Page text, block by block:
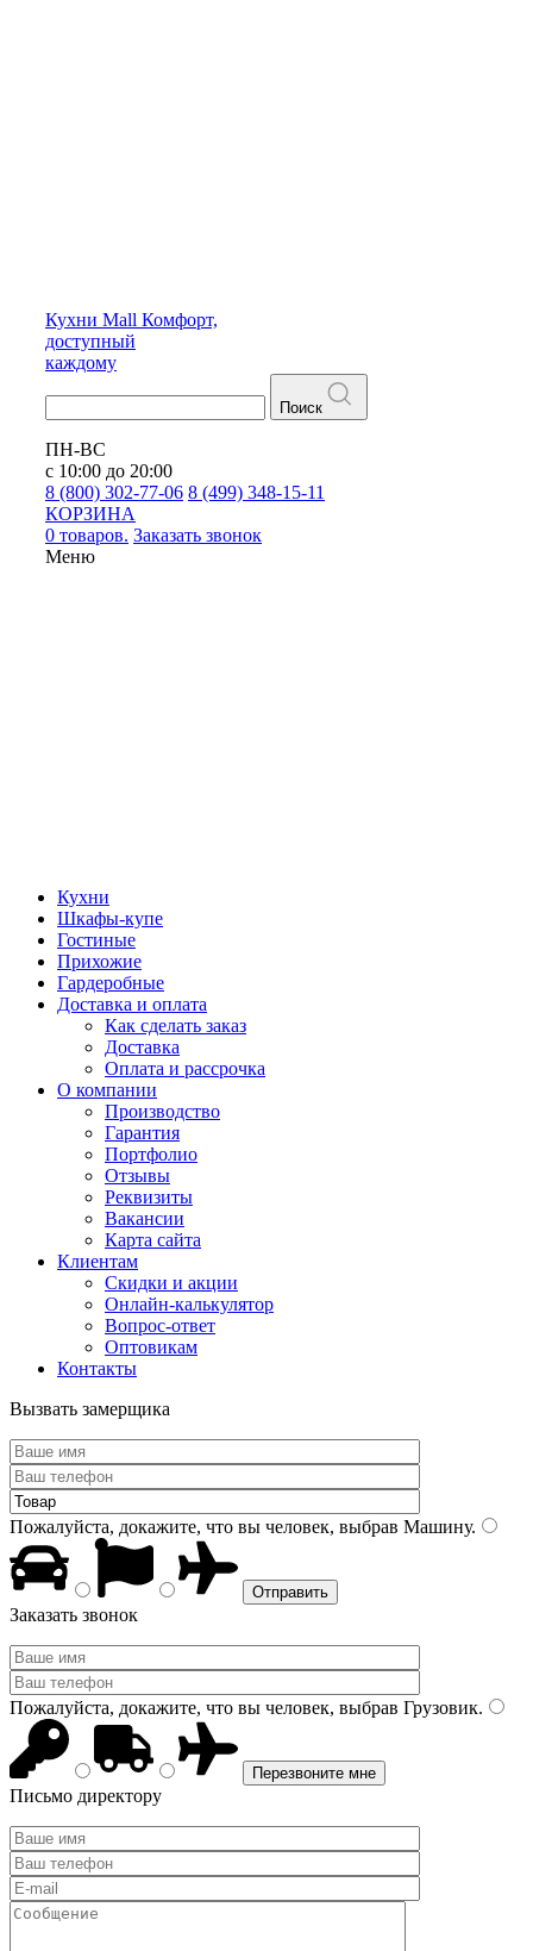
Кухни Mall Комфорт,
доступный
каждому
Поиск
ПН-ВС
с 10:00 до 20:00
8 (800) 302-77-06 8 (499) 348-15-11
КОРЗИНА
0 товаров. Заказать звонок
Меню
Кухни
Шкафы-купе
Гостиные
Прихожие
Гардеробные
Доставка и оплата
Как сделать заказ
Доставка
Оплата и рассрочка
О компании
Производство
Гарантия
Портфолио
Отзывы
Реквизиты
Вакансии
Карта сайта
Клиентам
Скидки и акции
Онлайн-калькулятор
Вопрос-ответ
Оптовикам
Контакты
Вызвать замерщика
Пожалуйста, докажите, что вы человек, выбрав Машину.
Заказать звонок
Пожалуйста, докажите, что вы человек, выбрав Грузовик.
Письмо директору